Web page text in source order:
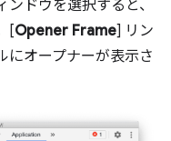
ンドウを選択すると、
[Opener Frame] リン
にオープナーが表示さ